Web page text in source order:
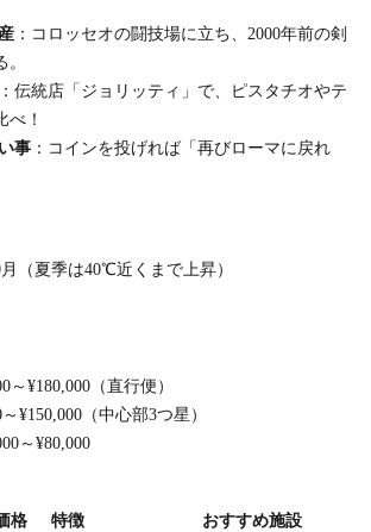
：コロッセオの闘技場に立ち、2000年前の剣
：伝統店「ジョリッティ」で、ピスタチオやテ
べ！
事 ：コインを投げれば「再びローマに戻れ
（夏季は40℃近くまで上昇）
～¥180,000（直行便）
¥150,000（中心部3つ星）
～¥80,000
格 特徴 おすすめ施設